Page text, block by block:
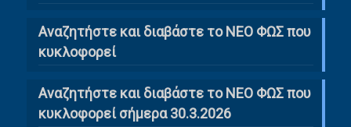
Αναζητήστε και διαβάστε το ΝΕΟ ΦΩΣ που
κυκλοφορεί
Αναζητήστε και διαβάστε το ΝΕΟ ΦΩΣ που
κυκλοφορεί σήμερα 30.3.2026